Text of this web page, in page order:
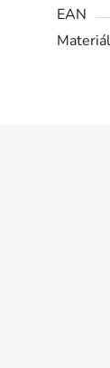
EAN
Materiál